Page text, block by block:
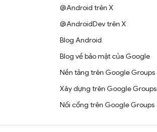
@Android trên X
@AndroidDev trên X
Blog Android
Blog về bảo mật của Google
Nền tảng trên Google Groups
Xây dựng trên Google Groups
Nối cổng trên Google Groups